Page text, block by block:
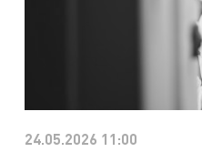
24.05.2026 11:00